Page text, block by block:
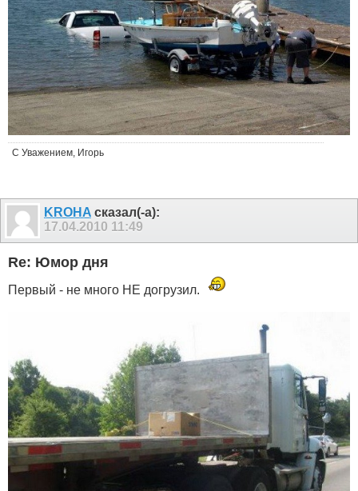
С Уважением, Игорь
KROHA сказал(-а):
17.04.2010 11:49
Re: Юмор дня
Первый - не много НЕ догрузил.